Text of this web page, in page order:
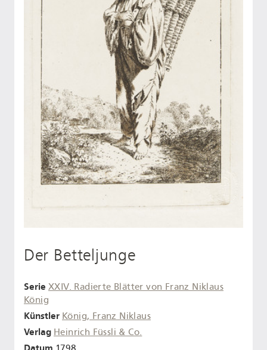
Der Betteljunge
Serie XXIV. Radierte Blätter von Franz Niklaus
König
Künstler König, Franz Niklaus
Verlag Heinrich Füssli & Co.
Datum